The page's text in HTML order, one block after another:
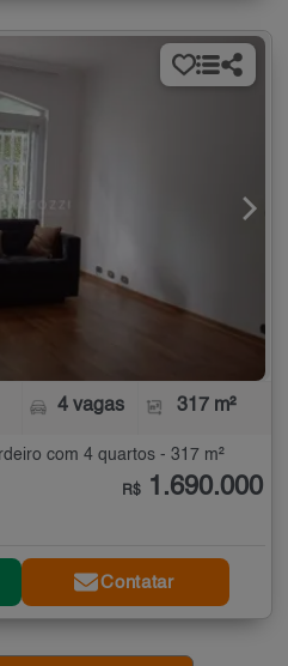
4 vagas 317 m²
com 4 quartos - 317 m²
R$ 1.690.000
Contatar